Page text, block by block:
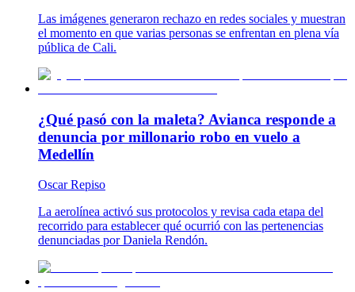
Las imágenes generaron rechazo en redes sociales y muestran
el momento en que varias personas se enfrentan en plena vía
pública de Cali.
¿Qué pasó con la maleta? Avianca responde a
denuncia por millonario robo en vuelo a
Medellín
Oscar Repiso
La aerolínea activó sus protocolos y revisa cada etapa del
recorrido para establecer qué ocurrió con las pertenencias
denunciadas por Daniela Rendón.